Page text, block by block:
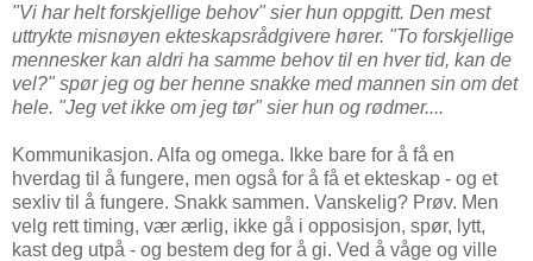
"Vi har helt forskjellige behov" sier hun oppgitt. Den mest
uttrykte misnøyen ekteskapsrådgivere hører. "To forskjellige
mennesker kan aldri ha samme behov til en hver tid, kan de
vel?" spør jeg og ber henne snakke med mannen sin om det
hele. "Jeg vet ikke om jeg tør" sier hun og rødmer....
Kommunikasjon. Alfa og omega. Ikke bare for å få en
hverdag til å fungere, men også for å få et ekteskap - og et
sexliv til å fungere. Snakk sammen. Vanskelig? Prøv. Men
velg rett timing, vær ærlig, ikke gå i opposisjon, spør, lytt,
kast deg utpå - og bestem deg for å gi. Ved å våge og ville